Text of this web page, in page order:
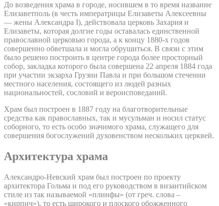
До возведения храма в городе, носившем в то время название
Елизаветполь (в честь императрицы Елизаветы Алексеевны
— жены Александра I), действовала церковь Захария и
Елизаветы, которая долгие годы оставалась единственной
православной церковью города, а к концу 1880-х годов
совершенно обветшала и могла обрушиться. В связи с этим
было решено построить в центре города более просторный
собор, закладка которого была совершена 22 апреля 1884 года
при участии экзарха Грузии Павла и при большом стечении
местного населения, состоящего из людей разных
национальностей, сословий и вероисповеданий.
Храм был построен в 1887 году на благотворительные
средства как православных, так и мусульман и носил статус
соборного, то есть особо значимого храма, служащего для
совершения богослужений духовенством нескольких церквей.
Архитектура храма
Александро-Невский храм был построен по проекту
архитектора Гольма и под его руководством в византийском
стиле из так называемой «плинфы» (от греч. слова –
«кирпич»), то есть широкого и плоского обожженного